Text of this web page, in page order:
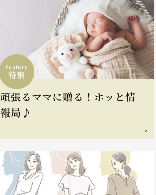
Feature
特集
頑張るママに贈る！ホッと情
報局♪